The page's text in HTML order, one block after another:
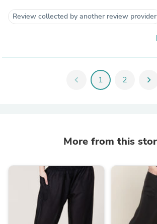
Review collected by another review provider
chevron_left 1 2 chevron_right
More from this